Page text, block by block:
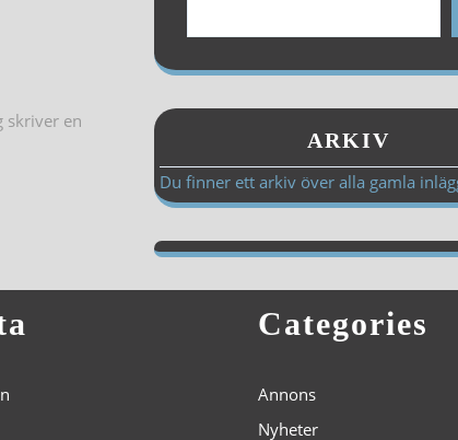
skriver en
ARKIV
Du finner ett arkiv över alla gamla
Categories
Annons
Nyheter